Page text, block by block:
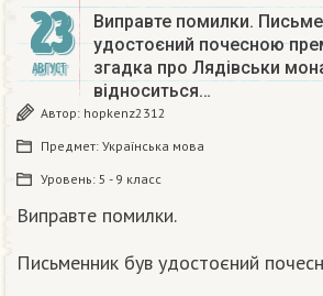
23
АВГУСТ
Виправте помилки.
удостоєний почесною
згадка про Лядівськи
відноситься…
Автор: hopkenz2312
Предмет: Українська мова
Уровень: 5 - 9 класс
Виправте помилки.
Письменник був удостоєний